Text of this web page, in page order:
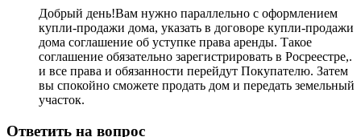
Добрый день!Вам нужно параллельно с оформлением
купли-продажи дома, указать в договоре купли-продажи
дома соглашение об уступке права аренды. Такое
соглашение обязательно зарегистрировать в Росреестре,.
и все права и обязанности перейдут Покупателю. Затем
вы спокойно сможете продать дом и передать земельный
участок.
Ответить на вопрос